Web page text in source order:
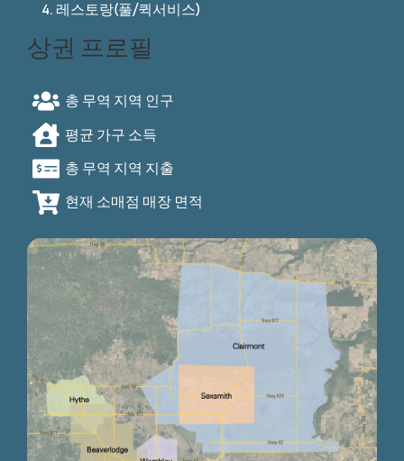
레스토랑(풀/퀵서비스)
상권 프로필
총 무역 지역 인구
평균 가구 소득
총 무역 지역 지출
현재 소매점 매장 면적